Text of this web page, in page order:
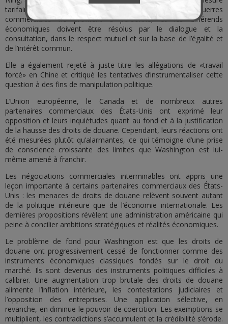
tarifaire unilatérale. Les droits de douane et les guerres
commerciales ne profitent à personne, et les différends
économiques doivent être résolus par le dialogue et la
consultation, dans le respect mutuel et sur la base de l’égalité et
de l’intérêt commun.
Elle a également rejeté à juste titre les allégations de «travail
forcé» en Chine et critiqué les tentatives d’instrumentaliser cette
question à des fins de manipulation politique.
L’Union européenne, le Canada et de nombreux autres
partenaires commerciaux des États-Unis ont exprimé leur
opposition et leurs inquiétudes quant au fond et à la justification
de la hausse des droits de douane. Cependant, leurs réactions ont
été mesurées plutôt qu’alarmantes, ce qui témoigne d’une prise
de conscience croissante des limites que Washington est lui-
même amené à franchir.
Les négociations commerciales interminables ont appris une
leçon importante à certains partenaires commerciaux des États-
Unis : les menaces de droits de douane relèvent souvent autant
de la politique intérieure que de l’économie internationale. Les
dernières propositions révèlent une administration américaine qui
peine à concilier ambitions stratégiques et réalités économiques.
Le problème de fond pour Washington est que les droits de
douane ont progressivement cessé de fonctionner comme des
instruments économiques classiques fondés sur le droit du
marché. Ils sont devenus des instruments politiques difficiles à
calibrer. Une augmentation trop brutale des droits de douane
alimente l’inflation intérieure, les contestations judiciaires et
l’opposition des entreprises. Une application sélective, en
revanche, en diminue le pouvoir de coercition. Les exemptions se
multiplient, les contradictions s’accumulent et la crédibilité s’érode.